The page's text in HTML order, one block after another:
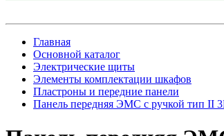
Главная
Основной каталог
Электрические щиты
Элементы комплектации шкафов
Пластроны и передние панели
Панель передняя ЭМС с ручкой тип II